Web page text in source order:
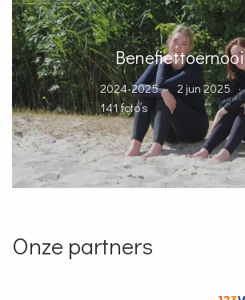
Benefiettoernooi
2024-2025
2 jun 2025
141 foto’s
Onze partners